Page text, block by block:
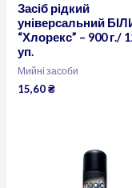
Засіб рідкий
універсальний
“Хлорекс” – 900 г./
уп.
Мийні засоби
15,60₴